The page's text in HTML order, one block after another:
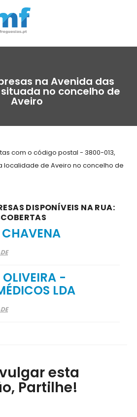
na Avenida das
no concelho de
Aveiro
com o código postal - 3800-013,
localidade de Aveiro no concelho de
DISPONÍVEIS NA RUA:
-
LDA
esta
Partilhe!